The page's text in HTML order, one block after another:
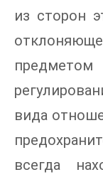
из сторон
вида
всегда